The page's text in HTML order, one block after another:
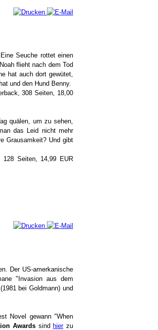
Seuche rottet einen
flieht nach dem Tod
hat auch dort gewütet,
und den Hund Benny.
308 Seiten, 18,00
quälen, um zu sehen,
das Leid nicht mehr
Grausamkeit? Und gibt
Seiten, 14,99 EUR
Der US-amerkanische
"Invasion aus dem
bei Goldmann) und
Novel gewann "When
Awardssind hierzu